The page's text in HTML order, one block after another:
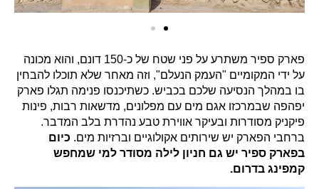
פארק ספיר משתרע על פני שטח של כ-150 דונם,
והוא מכונה
על ידי המקומיים "העמק הנעלם", וזה מאחר שלא תוכלו להבחין
בו במהלך הנסיעה שלכם בכביש. כשתיכנסו פנימה תגלו פארק
יפהפה שבמרכזו אגם מים עם מפלונים, מדשאות רבות, פינות
פיקניק מסודרות ובעיקר אווירת טבע נהדרת בלב המדבר.
ברחבי הפארק יש שירותים אקולוגיים וברזיות מים. כיום
בפארק ספיר יש גם חניון לילה מסודר למי שמחפש
קמפינג בדרום.